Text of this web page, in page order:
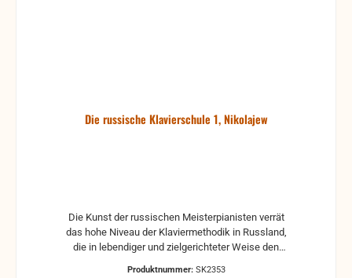
Die russische Klavierschule 1, Nikolajew
Die Kunst der russischen Meisterpianisten verrät
das hohe Niveau der Klaviermethodik in Russland,
die in lebendiger und zielgerichteter Weise den
Produktnummer: SK2353